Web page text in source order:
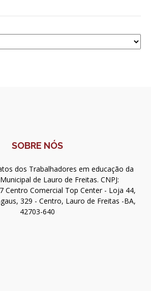
SOBRE NÓS
dos Trabalhadores em educação da
de Lauro de Freitas. CNPJ:
Centro Comercial Top Center - Loja 44,
329 - Centro, Lauro de Freitas -BA,
42703-640